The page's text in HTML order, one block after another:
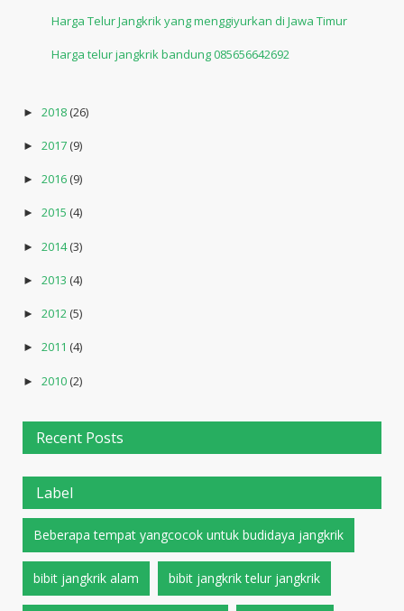
Harga Telur Jangkrik yang menggiyurkan di Jawa Timur
Harga telur jangkrik bandung 085656642692
► 2018(26)
► 2017(9)
► 2016(9)
► 2015 (4)
► 2014(3)
► 2013 (4)
► 2012(5)
► 2011 (4)
► 2010(2)
Recent Posts
Label
Beberapa tempat yangcocok untuk budidaya jangkrik
bibit jangkrik alam bibit jangkrik telur jangkrik